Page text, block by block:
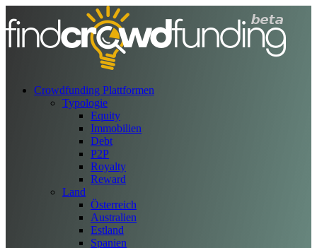
Crowdfunding Plattformen
Typologie
Equity
Immobilien
Debt
P2P
Royalty
Reward
Land
Österreich
Australien
Estland
Spanien